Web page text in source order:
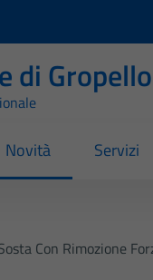
di
Novità Servizi
Con Rimozione